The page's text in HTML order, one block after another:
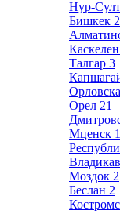
Нур-
Бишкек
Каскелен
Талгар 3
Орел 21
Мценск 1
Моздок 2
Беслан 2